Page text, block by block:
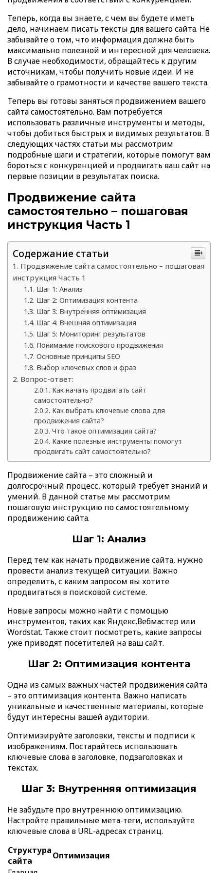
Теперь, когда вы знаете, с чем вы будете иметь
дело, начинаем писать тексты для вашего сайта. Не
забывайте о том, что информация должна быть
максимально полезной и интересной для человека.
В случае необходимости, обращайтесь к другим
источникам, чтобы получить новые идеи. И не
забывайте о грамотности и качестве вашего текста.
Теперь вы готовы заняться продвижением вашего
сайта самостоятельно. Вам потребуется
использовать различные инструменты и методы,
чтобы добиться быстрых и видимых результатов. В
следующих частях статьи мы рассмотрим
подробные шаги и стратегии, которые помогут вам
бороться с конкуренцией и продвигать ваш сайт на
первые позиции в результатах поиска.
Продвижение сайта
самостоятельно – пошаговая
инструкция Часть 1
Содержание статьи
Продвижение сайта самостоятельно – пошаговая
инструкция Часть 1
Шаг 1: Анализ
Шаг 2: Оптимизация контента
Шаг 3: Внутренняя оптимизация
Шаг 4: Внешняя оптимизация
Шаг 5: Мониторинг результатов
Понимание поискового продвижения
Основные принципы SEO
Выбор ключевых слов и фраз
Вопрос-ответ:
Как начать продвигать сайт
самостоятельно?
Как выбрать ключевые слова для
продвижения сайта?
Что такое оптимизация сайта?
Какие полезные инструменты помогут
продвигать сайт самостоятельно?
Продвижение сайта – это сложный и
долгосрочный процесс, который требует знаний и
умений. В данной статье мы рассмотрим
пошаговую инструкцию по самостоятельному
продвижению сайта.
Шаг 1: Анализ
Перед тем как начать продвижение сайта, нужно
провести анализ текущей ситуации. Важно
определить, с каким запросом вы хотите
продвигаться в поисковой системе.
Новые запросы можно найти с помощью
инструментов, таких как Яндекс.Вебмастер или
Wordstat. Также стоит посмотреть, какие запросы
уже приводят посетителей на ваш сайт.
Шаг 2: Оптимизация контента
Одна из самых важных частей продвижения сайта
– это оптимизация контента. Важно написать
уникальные и качественные материалы, которые
будут интересны вашей аудитории.
Оптимизируйте заголовки, тексты и подписи к
изображениям. Постарайтесь использовать
ключевые слова в заголовке, подзаголовках и
текстах.
Шаг 3: Внутренняя оптимизация
Не забудьте про внутреннюю оптимизацию.
Настройте правильные мета-теги, используйте
ключевые слова в URL-адресах страниц.
Структура
сайта
Оптимизация